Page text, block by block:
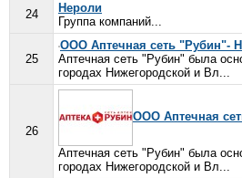
24
Нероли
Группа компаний...
25
ООО Аптечная сеть "Рубин"-
Аптечная сеть "Рубин" была
городах Нижегородской и Вл...
26
ООО Аптечная
Аптечная сеть "Рубин" была
городах Нижегородской и Вл...